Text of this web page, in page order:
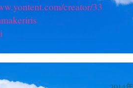
creator/33